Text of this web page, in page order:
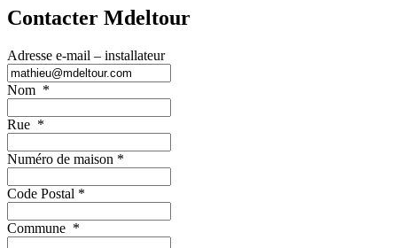
Contacter Mdeltour
Adresse e-mail – installateur
Nom *
Rue *
Numéro de maison *
Code Postal *
Commune *